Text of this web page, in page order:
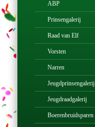
ABP
Prinsengalerij
Raad van Elf
Vorsten
Narren
Jeugdprinsengalerij
Jeugdraadgalerij
Boerenbruidsparen